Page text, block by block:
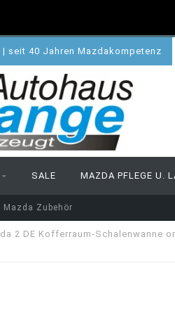
| seit 40 Jahren Mazdakompetenz
SALE MAZDA PFLEGE U.
Mazda Zubehör
2 DE Kofferraum-Schalenwanne